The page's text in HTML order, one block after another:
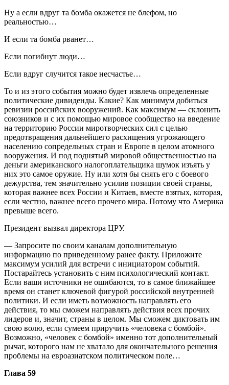
Ну а если вдруг та бомба окажется не блефом, но
реальностью…
И если та бомба рванет…
Если погибнут люди…
Если вдруг случится такое несчастье…
То и из этого события можно будет извлечь определенные
политические дивиденды. Какие? Как минимум добиться
ревизии российских вооружений. Как максимум — склонить
союзников и с их помощью мировое сообщество на введение
на территорию России миротворческих сил с целью
предотвращения дальнейшего расхищения угрожающего
населению сопредельных стран и Европе в целом атомного
вооружения. И под поднятый мировой общественностью на
деньги американского налогоплательщика шумок изъять у
них это самое оружие. Ну или хотя бы снять его с боевого
дежурства, тем значительно усилив позиции своей страны,
которая важнее всех России и Китаев, вместе взятых, которая,
если честно, важнее всего прочего мира. Потому что Америка
превыше всего.
Президент вызвал директора ЦРУ.
— Запросите по своим каналам дополнительную
информацию по приведенному ранее факту. Приложите
максимум усилий для встречи с инициатором событий.
Постарайтесь установить с ним психологический контакт.
Если ваши источники не ошибаются, то в самое ближайшее
время он станет ключевой фигурой российской внутренней
политики. И если иметь возможность направлять его
действия, то мы сможем направлять действия всех прочих
лидеров и, значит, страны в целом. Мы сможем диктовать им
свою волю, если сумеем приручить «человека с бомбой».
Возможно, «человек с бомбой» именно тот дополнительный
рычаг, которого нам не хватало для окончательного решения
проблемы на евроазиатском политическом поле…
Глава 59